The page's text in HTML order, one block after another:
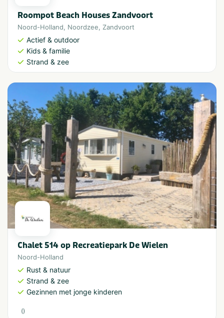
Roompot Beach Houses Zandvoort
Noord-Holland, Noordzee, Zandvoort
Actief & outdoor
Kids & familie
Strand & zee
Chalet 514 op Recreatiepark De Wielen
Noord-Holland
Rust & natuur
Strand & zee
Gezinnen met jonge kinderen
()